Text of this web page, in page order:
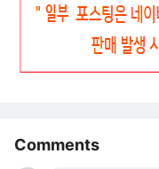
Comments